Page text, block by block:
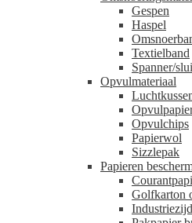
Gespen
Haspel
Textielband
Spanner/
Opvulmateriaal
Opvulchips
Papierwol
Sizzlepak
Papieren
Golfkarton